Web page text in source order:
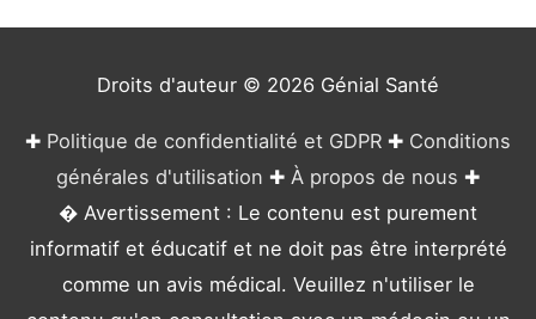
Droits d'auteur © 2026 Génial Santé
✚ Politique de confidentialité et GDPR ✚ Conditions
générales d'utilisation ✚ À propos de nous ✚
� Avertissement : Le contenu est purement
informatif et éducatif et ne doit pas être interprété
comme un avis médical. Veuillez n'utiliser le